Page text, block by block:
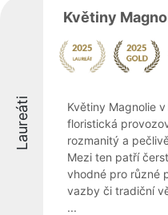
Laureáti
Květiny
Květiny Magnolie
floristická
rozmanitý a
Mezi ten patří
vhodné pro různé
vazby či tradiční
...